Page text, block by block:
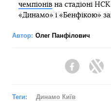
чемпіонівна стадіоні
«Динамо» і «Бенфікою»
Автор: Олег Панфілович
Facebook
Теги: Динамо Київ